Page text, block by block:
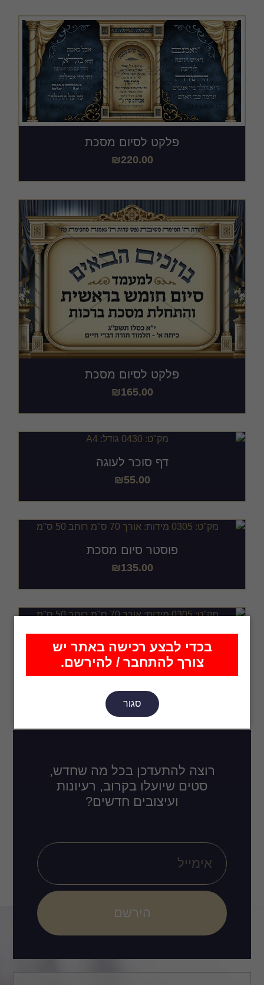
בכדי לבצע רכישה באתר יש
צורך להתחבר / להירשם.
סגור
מודעות, שמשוניות ופוסטרים
קבצים במתנה
פלקט לסיום מסכת
₪220.00
פלקט לסיום מסכת
₪165.00
דף סוכר לעוגה
₪55.00
פוסטר סיום מסכת
₪135.00
פוסטר סיום מסכת
₪ 135.00
רוצה להתעדכן בכל מה שחדש,
סטים שיועלו בקרוב, רעיונות
ועיצובים חדשים?
הירשם